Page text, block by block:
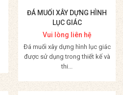
ĐÁ MUỐI XÂY DỰNG HÌNH
LỤC GIÁC
Vui lòng liên hệ
Đá muối xây dựng hình lục giác
được sử dụng trong thiết kế và
thi...
Mua Hàng